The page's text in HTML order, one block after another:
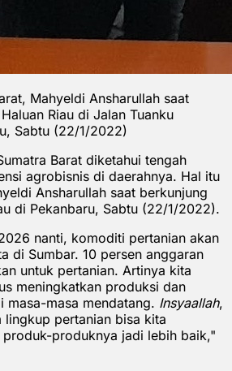
Mahyeldi Ansharullah saat
Riau di Jalan Tuanku
Sabtu (22/1/2022)
Barat diketahui tengah
agrobisnis di daerahnya. Hal itu
Ansharullah saat berkunjung
di Pekanbaru, Sabtu (22/1/2022).
nanti, komoditi pertanian akan
di Sumbar. 10 persen anggaran
untuk pertanian. Artinya kita
meningkatkan produksi dan
masa-masa mendatang. Insyaallah,
lingkup pertanian bisa kita
produk-produknya jadi lebih baik,"